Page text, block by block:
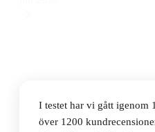
I testet har vi gått igenom
över 1200